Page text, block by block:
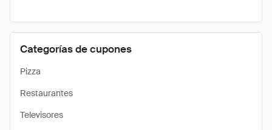
Categorías de cupones
Pizza
Restaurantes
Televisores